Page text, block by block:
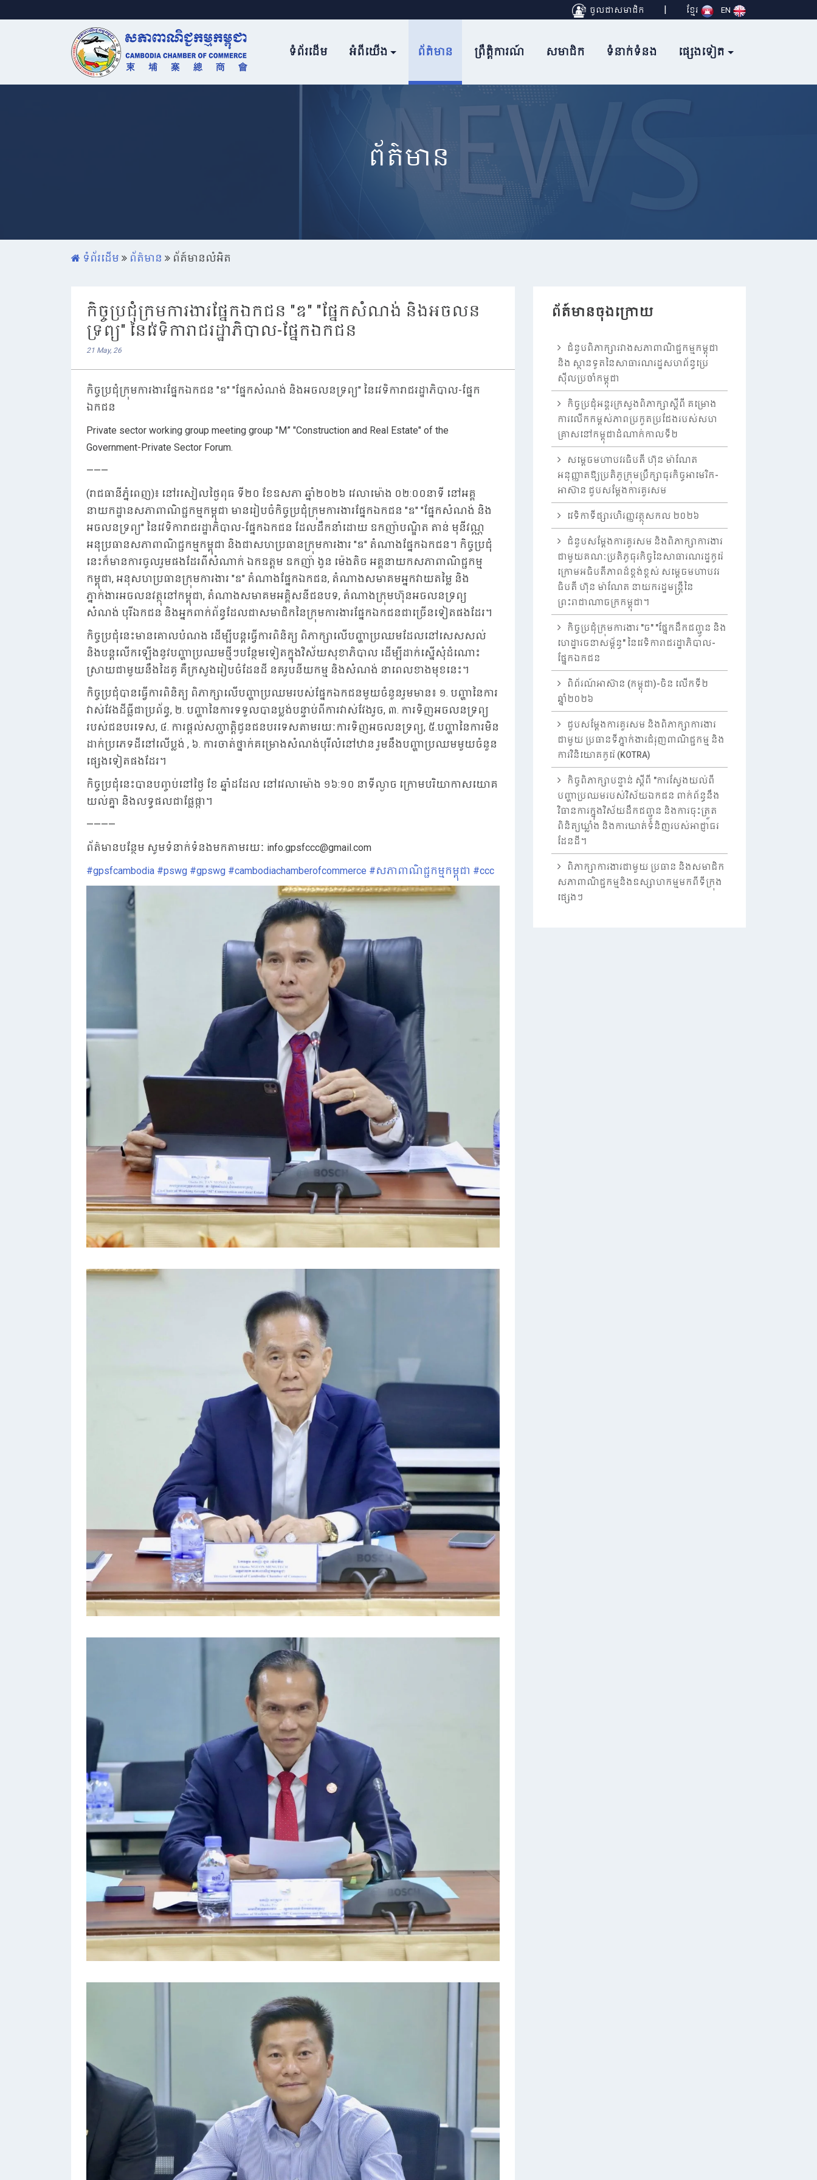
ចូលជាសមាជិក | ខ្មែរ EN
ទំព័រដើម អំពីយើង ព័ត៌មាន ព្រឹត្តិការណ៍ សមាជិក ទំនាក់ទំនង ផ្សេងទៀត
ព័ត៌មាន
ទំព័រដើម ព័ត៌មាន ព័ត៍មានលំអិត
កិច្ចប្រជុំក្រុមការងារផ្នែកឯកជន "ឌ" "ផ្នែកសំណង់ និងអចលន
ទ្រព្យ" នៃវេទិការាជរដ្ឋាភិបាល-ផ្នែកឯកជន
21 May, 26
កិច្ចប្រជុំក្រុមការងារផ្នែកឯកជន "ឌ" "ផ្នែកសំណង់ និងអចលនទ្រព្យ" នៃវេទិការាជរដ្ឋាភិបាល-ផ្នែក
ឯកជន
Private sector working group meeting group "M” "Construction and Real Estate" of the
Government-Private Sector Forum.
———
(រាជធានីភ្នំពេញ)៖ នៅរសៀលថ្ងៃពុធ ទី២០ ខែឧសភា ឆ្នាំ២០២៦ វេលាម៉ោង ០២:០០នាទី នៅអគ្គ
នាយកដ្ឋានសភាពាណិជ្ជកម្មកម្ពុជា មានរៀបចំកិច្ចប្រជុំក្រុមការងារផ្នែកឯកជន "ឌ" "ផ្នែកសំណង់ និង
អចលនទ្រព្យ" នៃវេទិការាជរដ្ឋាភិបាល-ផ្នែកឯកជន ដែលដឹកនាំដោយ ឧកញ៉ាបណ្ឌិត តាន់ មុនីវណ្ណ
អនុប្រធានសភាពាណិជ្ជកម្មកម្ពុជា និងជាសហប្រធានក្រុមការងារ "ឌ" តំណាងផ្នែកឯកជន។ កិច្ចប្រជុំ
នេះក៏មានការចូលរួមផងដែរពីសំណាក់ ឯកឧត្តម ឧកញ៉ា ងួន ម៉េងតិច​ អគ្គនាយកសភាពាណិជ្ជកម្ម
កម្ពុជា, អនុសហប្រធានក្រុមការងារ "ឌ" តំណាងផ្នែកឯកជន​, តំណាងសមាគមអ្នកវាយតម្លៃ និង
ភ្នាក់ងារអចលនវត្ថុនៅកម្ពុជា, តំណាងសមាគមអគ្គិសនីជនបទ, តំណាងក្រុមហ៊ុនអចលនទ្រព្យ
សំណង់ បុរីឯកជន និងអ្នកពាក់ព័ន្ធដែលជាសមាជិកនៃក្រុមការងារផ្នែកឯកជនជាច្រើនទៀតផងដែរ។
កិច្ចប្រជុំនេះមានគោលបំណង ដើម្បីបន្តធ្វើការពិនិត្យ ពិភាក្សាលើបញ្ហាប្រឈមដែលនៅសេសសល់
និងបន្តលើកឡើងនូវបញ្ហាប្រឈមថ្មីៗបន្ថែមទៀតក្នុងវិស័យសុខាភិបាល ដើម្បីដាក់ស្នើសុំដំណោះ
ស្រាយជាមួយនឹងដៃគូ គឺក្រសួងរៀបចំដែនដី នគរូបនីយកម្ម និងសំណង់ នាពេលខាងមុខនេះ។
កិច្ចប្រជុំបានធ្វើការពិនិត្យ ពិភាក្សាលើបញ្ហាប្រឈមរបស់ផ្នែកឯកជនមួយចំនួនរួមមាន៖ ១. បញ្ហានៃការ
វាស់វែងដីធ្លីជាប្រព័ន្ធ, ២. បញ្ហានៃការទទួលបានប្លង់បន្ទាប់ពីការវាស់វែងរួច, ៣. ការទិញអចលនទ្រព្យ
របស់ជនបរទេស, ៤. ការផ្តល់សញ្ជាត្តិជូនជនបរទេសតាមរយៈការទិញអចលនទ្រព្យ, ៥.​បញ្ហានៃការមិន
ដាក់ប្រភេទដីនៅលើប្លង់ , ៦. ការចាត់ថ្នាក់គម្រោងសំណង់បុរីលំនៅឋាន រួមនឹងបញ្ហាប្រឈមមួយចំនួន​
ផ្សេងទៀតផងដែរ។
កិច្ចប្រជុំនេះបានបញ្ចប់នៅថ្ងៃ ខែ ឆ្នាំដដែល នៅវេលាម៉ោង ១៦:១០ នាទីល្ងាច ក្រោមបរិយាកាសយោគ
យល់គ្នា និងលទ្ធផលជាផ្លែផ្កា។
————
ព័ត៌មានបន្ថែម សូមទំនាក់ទំនងមកតាមរយៈ info.gpsfccc@gmail.com
#gpsfcambodia #pswg #gpswg #cambodiachamberofcommerce #សភាពាណិជ្ជកម្មកម្ពុជា #ccc
ព័ត៍មានចុងក្រោយ
ជំនួបពិភាក្សារវាងសភាពាណិជ្ជកម្មកម្ពុជា
និង ស្ថានទូតនៃសាធារណរដ្ឋសហព័ន្ធប្រេ
ស៊ីលប្រចាំកម្ពុជា
កិច្ចប្រជុំអន្តរក្រសួងពិភាក្សាស្តីពី គម្រោង
ការលើកកម្ពស់ភាពប្រកួតប្រជែងរបស់សហ
គ្រាសនៅកម្ពុជាដំណាក់កាលទី២
សម្តេចមហាបវរធិបតី ហ៊ុន ម៉ាណែត
អនុញ្ញាតឱ្យប្រតិភូក្រុមប្រឹក្សាធុរកិច្ចអាមេរិក-
អាស៊ាន ជួបសម្តែងការគួរសម
វេទិកាទីផ្សារហិរញ្ញវត្ថុសកល ២០២៦
ជំនួបសម្តែងការគួរសម និងពិភាក្សាការងារ
ជាមួយគណៈប្រតិភូធុរកិច្ចនៃសាធារណរដ្ឋកូរ៉េ
ក្រោមអធិបតីភាពដ៏ខ្ពង់ខ្ពស់ សម្តេចមហាបវរ
ធិបតី ហ៊ុន ម៉ាណែត នាយករដ្ឋមន្ត្រីនៃ
ព្រះរាជាណាចក្រកម្ពុជា។
កិច្ចប្រជុំក្រុមការងារ "ច" "ផ្នែកដឹកជញ្ជូន និង
ហេដ្ឋារចនាសម្ព័ន្ធ" នៃវេទិការាជរដ្ឋាភិបាល-
ផ្នែកឯកជន
ពិព័រណ៍អាស៊ាន (កម្ពុជា)-ចិន លើកទី២
ឆ្នាំ២០២៦
ជួបសម្តែងការគួរសម និងពិភាក្សាការងារ
ជាមួយ ប្រធានទីភ្នាក់ងារជំរុញពាណិជ្ជកម្ម និង
ការវិនិយោគកូរ៉េ (KOTRA)
កិច្ចពិភាក្សាបន្ទាន់ ស្តីពី "ការស្វែងយល់ពី
បញ្ហាប្រឈមរបស់វិស័យឯកជន ពាក់ព័ន្ធនឹង
វិធានការក្នុងវិស័យដឹកជញ្ជូន និងការចុះត្រួត
ពិនិត្យឃ្លាំង និងការឃាត់ទំនិញរបស់អាជ្ញាធរ
ដែនដី។
ពិភាក្សាការងារជាមួយ ប្រធាន និងសមាជិក
សភាពាណិជ្ជកម្មនិងឧស្សាហកម្មមកពីទីក្រុង
ផ្សេងៗ